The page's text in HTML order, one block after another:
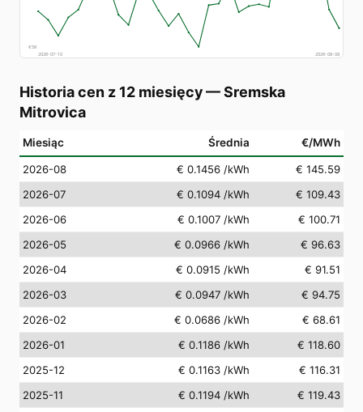
€58
2026-07-10
2026-08-09
Historia cen z 12 miesięcy—Sremska
Mitrovica
Miesiąc Średnia €/MWh
2026-08 € 0.1456 /kWh
€ 145.59
2026-07
€ 0.1094 /kWh
€ 109.43
2026-06
€ 0.1007 /kWh
€ 100.71
2026-05
€ 0.0966 /kWh
€ 96.63
2026-04
€ 0.0915 /kWh
€ 91.51
2026-03
€ 0.0947 /kWh
€ 94.75
2026-02
€ 0.0686 /kWh
€ 68.61
2026-01
€ 0.1186 /kWh
€ 118.60
2025-12
€ 0.1163 /kWh
€ 116.31
2025-11
€ 0.1194 /kWh
€ 119.43